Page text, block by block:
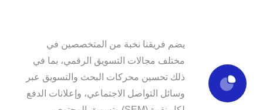
يضم فريقنا نخبة من المتخصصين في
مختلف مجالات التسويق الرقمي، بما في
ذلك تحسين محركات البحث والتسويق عبر
وسائل التواصل الاجتماعي، وإعلانات الدفع